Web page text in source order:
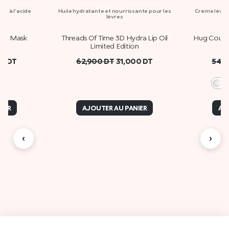
à l'acide
Mask
DT
Huile hydratante et nourrissante pour les
lèvres
Threads Of Time 3D Hydra Lip Oil
Limited Edition
62,900DT 31,000 DT
AJOUTER AU PANIER
Crème
Hug
‹ ›